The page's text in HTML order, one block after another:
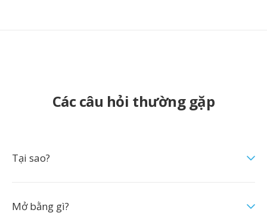
Các câu hỏi thường gặp
Tại sao?
Mở bằng gì?